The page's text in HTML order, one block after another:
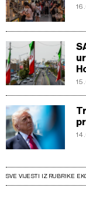
SVE VIJESTI IZ RUBRIKE